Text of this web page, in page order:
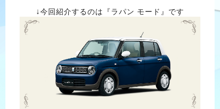
↓今回紹介するのは『ラパン モード』です